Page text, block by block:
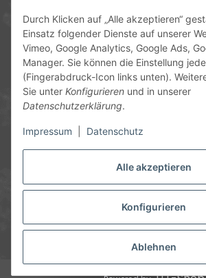
Alle akzeptieren
Konfigurieren
Ablehnen
Durch Klicken auf „Alle akzeptieren“
Einsatz folgender Dienste auf unserer
Vimeo, Google Analytics, Google Ads,
Manager. Sie können die Einstellung
(Fingerabdruck-Icon links unten).
Sie unter Konfigurieren und in unserer
Datenschutzerklärung.
Impressum Datenschutz
09372 / 70 80 90
Mo-Fr, 09:00-12:00 | 13:00-17:00 Uhr
Hinter den Straßenäckern 11-13
63906 Erlenbach
info@chemics.eu
Gesetzliche Informationen
* Alle Preise inkl. gesetzlicher USt.,
Nachnahmegebühren, wenn nicht